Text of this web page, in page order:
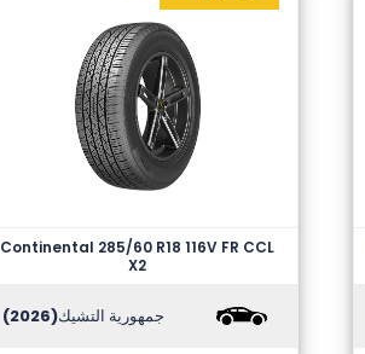
Continental 285/60 R18 116V FR CCL
X2
جمهورية التشيك(2026)